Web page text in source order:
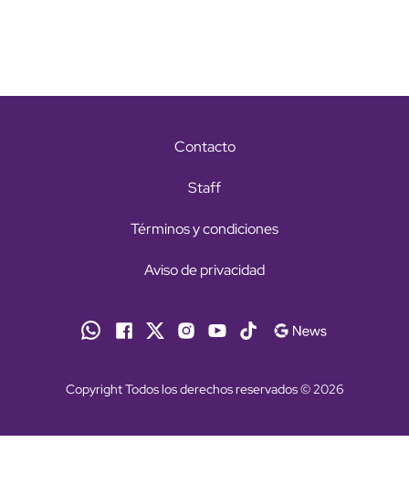
Contacto
Staff
Términos y condiciones
Aviso de privacidad
Copyright Todos los derechos reservados © 2026